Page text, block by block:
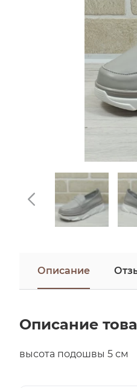
Описание
Описание
высота подошвы 5 см